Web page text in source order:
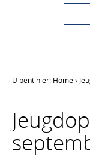
U bent hier: Home›